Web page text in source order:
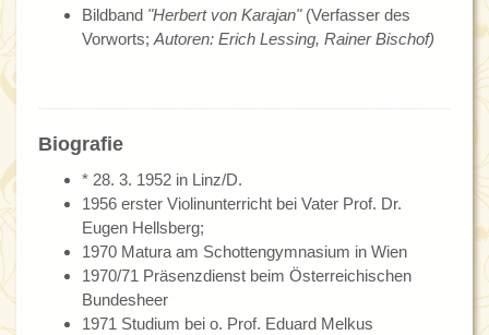
Bildband "Herbert von Karajan" (Verfasser des
Vorworts; Autoren: Erich Lessing, Rainer Bischof)
Biografie
* 28. 3. 1952 in Linz/D.
1956 erster Violinunterricht bei Vater Prof. Dr.
Eugen Hellsberg;
1970 Matura am Schottengymnasium in Wien
1970/71 Präsenzdienst beim Österreichischen
Bundesheer
1971 Studium bei o. Prof. Eduard Melkus